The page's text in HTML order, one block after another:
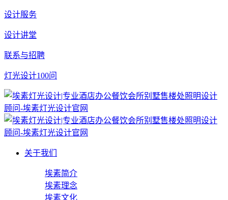
设计服务
设计讲堂
联系与招聘
灯光设计100问
关于我们
埃素简介
埃素理念
埃素文化